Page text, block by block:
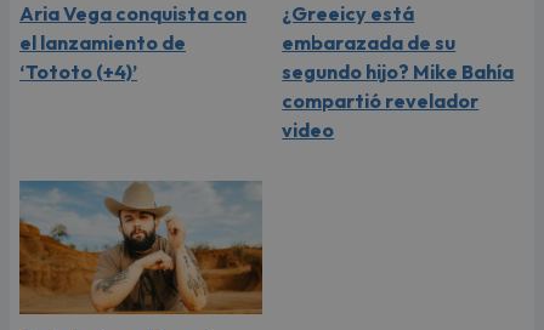
Aria Vega conquista con
el lanzamiento de
‘Tototo (+4)’
¿Greeicy está
embarazada de su
segundo hijo? Mike Bahía
compartió revelador
video